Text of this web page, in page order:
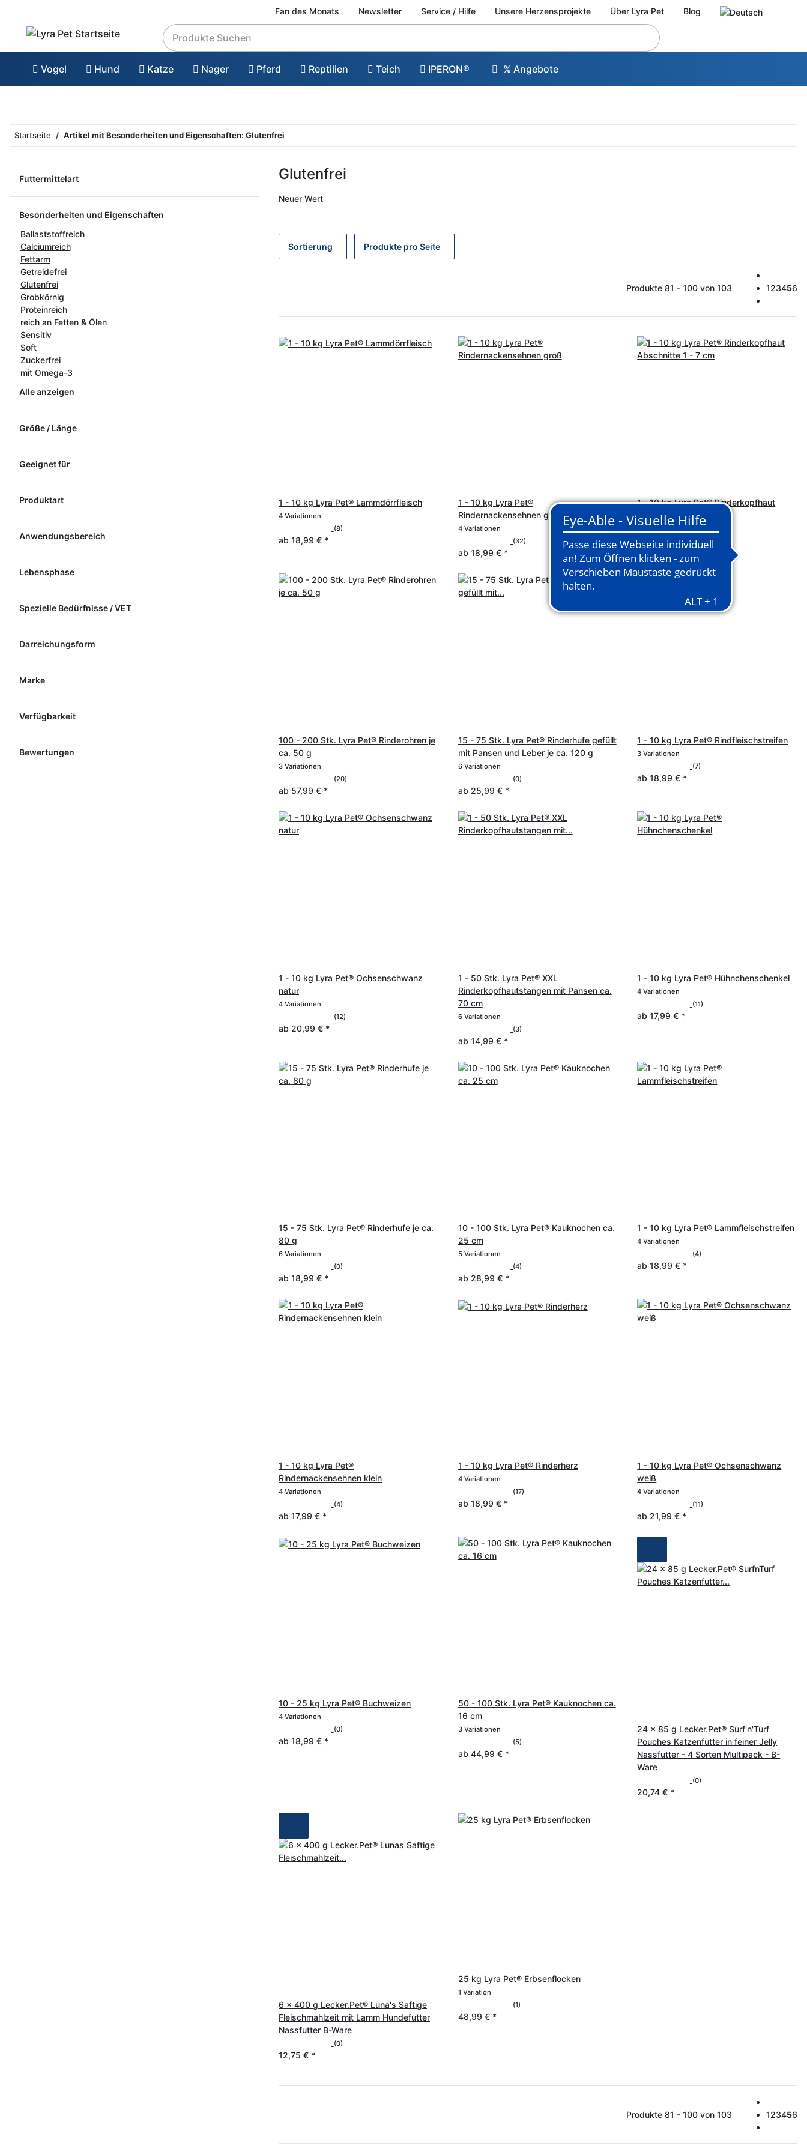
Fan des Monats Newsletter Service / Hilfe Unsere Herzensprojekte Über Lyra Pet Blog
Vogel Hund Katze Nager Pferd Reptilien Teich IPERON® % Angebote
Startseite Artikel mit Besonderheiten und Eigenschaften: Glutenfrei
Glutenfrei
Neuer Wert
Sortierung Produkte pro Seite
Produkte 81 - 100 von 103 123456
1 - 10 kg Lyra Pet® Lammdörrfleisch
4 Variationen
(8)
ab 18,99 € *
1 - 10 kg Lyra Pet®
Rindernackensehnen groß
4 Variationen
(32)
ab 18,99 € *
1 - 10 kg Lyra Pet® Rinderkopfhaut
Abschnitte 1 - 7 cm
(4)
ab 15,99 €
100 - 200 Stk. Lyra Pet® Rinderohren je
ca. 50 g
3 Variationen
(20)
ab 57,99 € *
15 - 75 Stk. Lyra Pet® Rinderhufe gefüllt
mit Pansen und Leber je ca. 120 g
6 Variationen
(0)
ab 25,99 € *
1 - 10 kg Lyra Pet® Rindfleischstreifen
3 Variationen
(7)
ab18,99 € *
1 - 10 kg Lyra Pet® Ochsenschwanz
natur
4 Variationen
(12)
ab 20,99 € *
1 - 50 Stk. Lyra Pet® XXL
Rinderkopfhautstangen mit Pansen ca.
70 cm
6 Variationen
(3)
ab 14,99 € *
1 - 10 kg Lyra Pet® Hühnchenschenkel
4 Variationen
(11)
ab17,99 € *
15 - 75 Stk. Lyra Pet® Rinderhufe je ca.
80 g
6 Variationen
(0)
ab 18,99 € *
10 - 100 Stk. Lyra Pet® Kauknochen ca.
25 cm
5 Variationen
(4)
ab 28,99 € *
1 - 10 kg Lyra Pet® Lammfleischstreifen
4 Variationen
(4)
ab18,99 € *
1 - 10 kg Lyra Pet®
Rindernackensehnen klein
4 Variationen
(4)
ab 17,99 € *
1 - 10 kg Lyra Pet® Rinderherz
4 Variationen
(17)
ab 18,99 € *
1 - 10 kg Lyra Pet® Ochsenschwanz
weiß
4 Variationen
(11)
ab 21,99 € *
10 - 25 kg Lyra Pet® Buchweizen
4 Variationen
(0)
ab 18,99 € *
50 - 100 Stk. Lyra Pet® Kauknochen ca.
16 cm
3 Variationen
(5)
ab 44,99 € *
24 x 85 g Lecker.Pet® Surf'n'Turf
Pouches Katzenfutter in feiner Jelly
Nassfutter - 4 Sorten Multipack - B-
Ware
(0)
20,74 € *
6 x 400 g Lecker.Pet® Luna's Saftige
Fleischmahlzeit mit Lamm Hundefutter
Nassfutter B-Ware
(0)
12,75 € *
25 kg Lyra Pet® Erbsenflocken
1 Variation
(1)
48,99 € *
Produkte 81 - 100 von 103 123456
Futtermittelart
Besonderheiten und Eigenschaften
Ballaststoffreich
Calciumreich
Fettarm
Getreidefrei
Glutenfrei
Grobkörnig
Proteinreich
reich an Fetten & Ölen
Sensitiv
Soft
Zuckerfrei
mit Omega-3
Alle anzeigen
Größe / Länge
Geeignet für
Produktart
Anwendungsbereich
Lebensphase
Spezielle Bedürfnisse / VET
Darreichungsform
Marke
Verfügbarkeit
Bewertungen